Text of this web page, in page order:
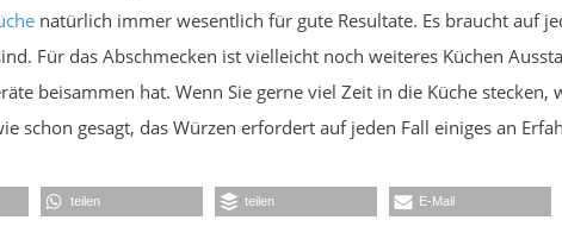
natürlich immer wesentlich für gute Resultate. Es braucht auf
Für das Abschmecken ist vielleicht noch weiteres Küchen
beisammen hat. Wenn Sie gerne viel Zeit in die Küche stecken,
schon gesagt, das Würzen erfordert auf jeden Fall einiges an
teilen teilen E-Mail